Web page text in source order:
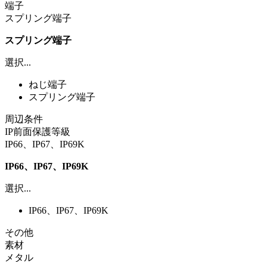
端子
スプリング端子
スプリング端子
選択...
ねじ端子
スプリング端子
周辺条件
IP前面保護等級
IP66、IP67、IP69K
IP66、IP67、IP69K
選択...
IP66、IP67、IP69K
その他
素材
メタル